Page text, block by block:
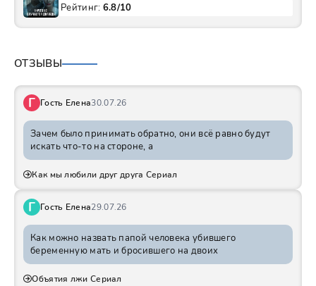
Рейтинг: 6.8/10
ОТЗЫВЫ
Г Гость Елена30.07.26
Зачем было принимать обратно, они всё равно будут
искать что-то на стороне, а
Как мы любили друг друга Сериал
Г Гость Елена29.07.26
Как можно назвать папой человека убившего
беременную мать и бросившего на двоих
Объятия лжи Сериал